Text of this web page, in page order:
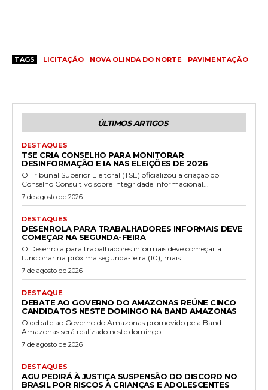
TAGS LICITAÇÃO NOVA OLINDA DO NORTE PAVIMENTAÇÃO
ÚLTIMOS ARTIGOS
DESTAQUES
TSE CRIA CONSELHO PARA MONITORAR
DESINFORMAÇÃO E IA NAS ELEIÇÕES DE 2026
O Tribunal Superior Eleitoral (TSE) oficializou a criação do
Conselho Consultivo sobre Integridade Informacional...
7 de agosto de 2026
DESTAQUES
DESENROLA PARA TRABALHADORES INFORMAIS DEVE
COMEÇAR NA SEGUNDA-FEIRA
O Desenrola para trabalhadores informais deve começar a
funcionar na próxima segunda-feira (10), mais...
7 de agosto de 2026
DESTAQUE
DEBATE AO GOVERNO DO AMAZONAS REÚNE CINCO
CANDIDATOS NESTE DOMINGO NA BAND AMAZONAS
O debate ao Governo do Amazonas promovido pela Band
Amazonas será realizado neste domingo...
7 de agosto de 2026
DESTAQUES
AGU PEDIRÁ À JUSTIÇA SUSPENSÃO DO DISCORD NO
BRASIL POR RISCOS A CRIANÇAS E ADOLESCENTES